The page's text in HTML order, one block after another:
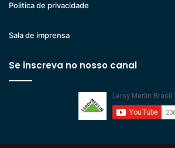
Politica de privacidade
Sala de imprensa
Se inscreva no nosso canal